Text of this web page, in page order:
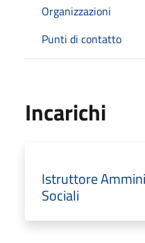
Organizzazioni
Punti di contatto
Incarichi
Istruttore
Sociali